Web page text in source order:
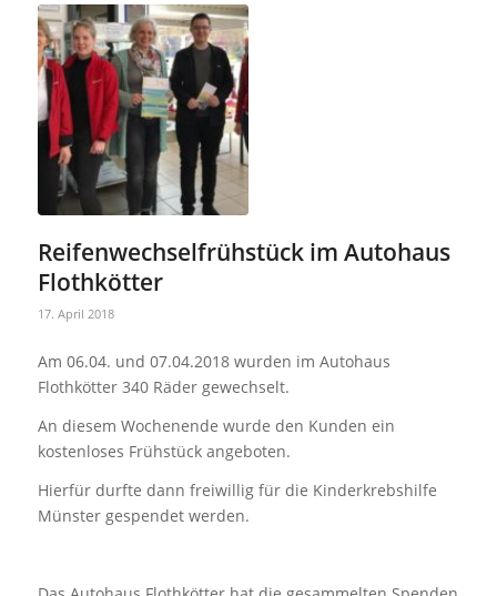
Reifenwechselfrühstück im Autohaus
Flothkötter
17. April 2018
Am 06.04. und 07.04.2018 wurden im Autohaus
Flothkötter 340 Räder gewechselt.
An diesem Wochenende wurde den Kunden ein
kostenloses Frühstück angeboten.
Hierfür durfte dann freiwillig für die Kinderkrebshilfe
Münster gespendet werden.